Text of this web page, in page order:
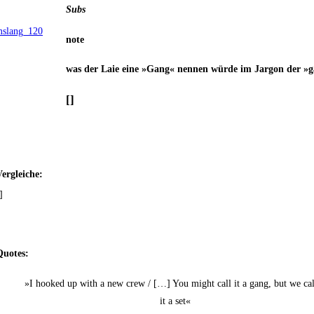
Subs
note
was der Laie eine »Gang« nen­nen wür­de im Jar­gon der
[]
»I hoo­ked up with a new crew / […] You might call it a gang, but we
it a set«